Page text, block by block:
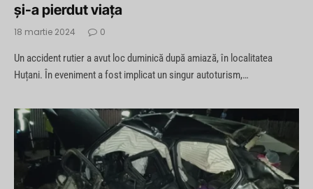
și-a pierdut viața
18 martie 2024 0
Un accident rutier a avut loc duminică după amiază, în localitatea
Huțani. În eveniment a fost implicat un singur autoturism,…